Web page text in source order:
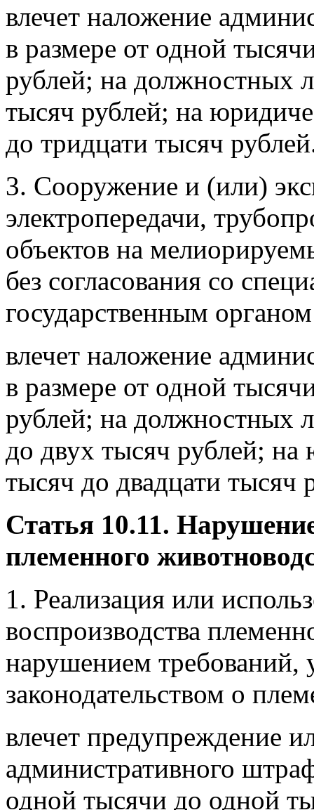
влечет наложение
в размере от одной
рублей; на должностных
тысяч рублей; на
до тридцати тысяч
3. Сооружение и (или)
электропередачи,
объектов на
без согласования со
государственным
влечет наложение
в размере от одной
рублей; на должностных
до двух тысяч рублей;
тысяч до двадцати тысяч
Статья 10.11.
племенного
1. Реализация или
воспроизводства
нарушением требований,
законодательством о
влечет предупреждение
административного
одной тысячи до одной